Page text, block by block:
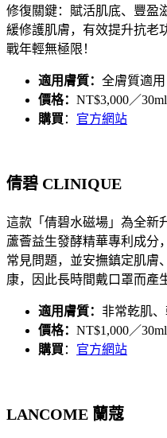
修復關鍵：賦活肌底、豐盈
緩修護肌膚，有效提升抗老
戰年輕無極限！
適用膚質： 全膚質適用
價格： NT$3,000／30ml
購買 ： 官方網站
倩碧 CLINIQUE
這款「 倩碧水磁場 」為全新
蘆薈益生發酵精華專利成分
常見問題，並安撫鎮定肌膚
康，因此長時間戴口罩而產
適用膚質： 非常乾肌
價格： NT$1,000／30ml
購買 ： 官方網站
LANCOME 蘭蔻